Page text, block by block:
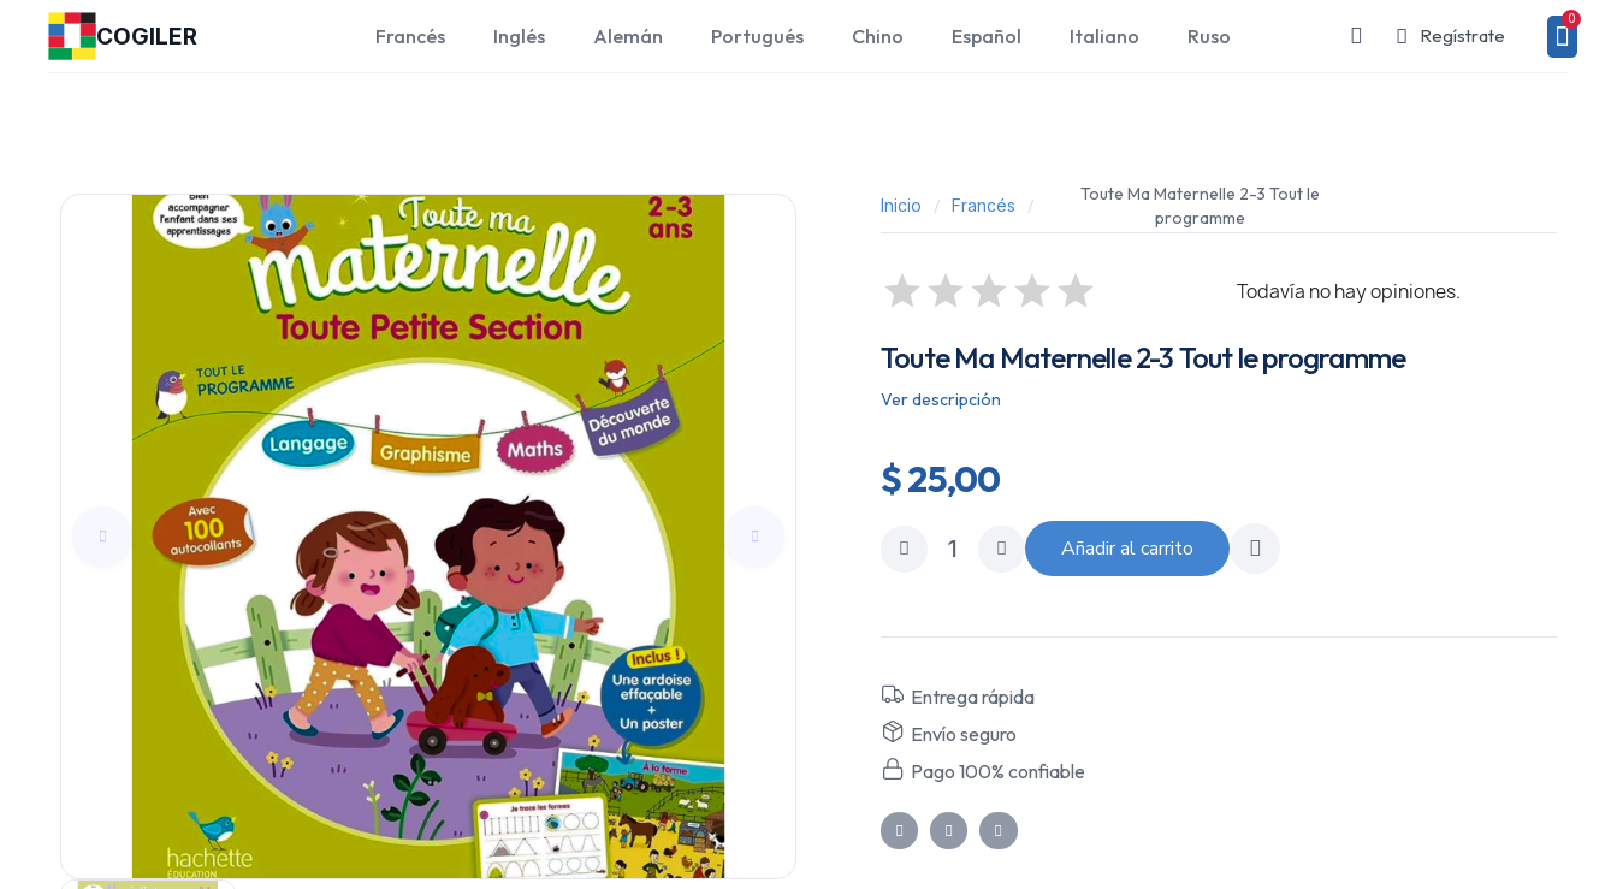
COGILER Francés Inglés Alemán Portugués Chino Español Italiano Ruso Regístrate
Inicio Francés
Toute Ma Maternelle 2-3 Tout le
programme
Todavía no hay opiniones.
Toute Ma Maternelle 2-3 Tout le programme
Ver descripción
$ 25,00
Añadir al carrito
Entrega rápida
Envío seguro
Pago 100% confiable